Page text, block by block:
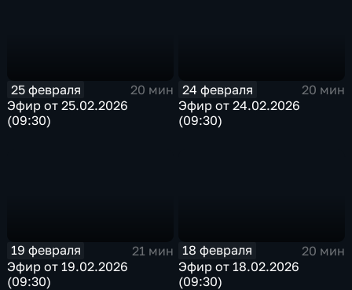
25 февраля
20 мин
Эфир от 25.02.2026
(09:30)
24 февраля
20 мин
Эфир от 24.02.2026
(09:30)
19 февраля
21 мин
Эфир от 19.02.2026
(09:30)
18 февраля
20 мин
Эфир от 18.02.2026
(09:30)